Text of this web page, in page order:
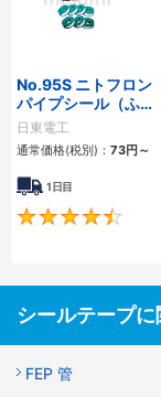
No.95S ニトフロン
パイプシール（ふっ
素樹脂製品）
日東電工
通常価格(税別)： 73円 ～
1日目
シールテープ
FEP 管